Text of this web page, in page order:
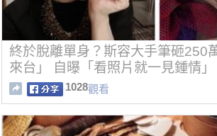
終於脫離單身？斯容大手筆砸250
來台」 自曝「看照片就一見鍾情
面
1028觀看